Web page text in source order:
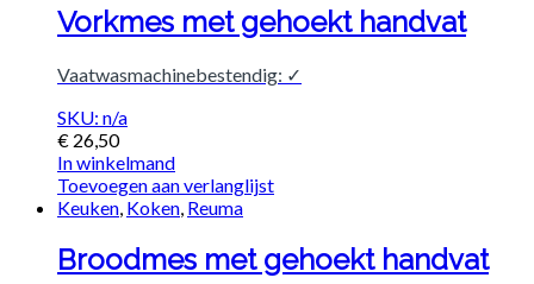
Vorkmes met gehoekt handvat
Vaatwasmachinebestendig: ✓
SKU: n/a
€ 26,50
In winkelmand
Toevoegen aan verlanglijst
Keuken, Koken, Reuma
Broodmes met gehoekt handvat